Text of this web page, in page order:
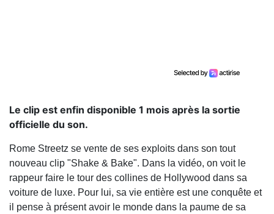
Le clip est enfin disponible 1 mois après la sortie
officielle du son.
Rome Streetz se vente de ses exploits dans son tout
nouveau clip "Shake & Bake". Dans la vidéo, on voit le
rappeur faire le tour des collines de Hollywood dans sa
voiture de luxe. Pour lui, sa vie entière est une conquête et
il pense à présent avoir le monde dans la paume de sa